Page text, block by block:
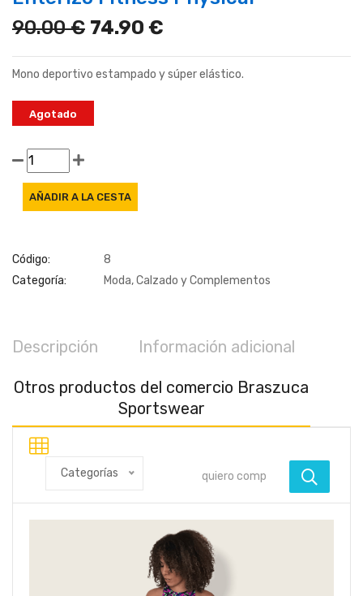
90.00 € 74.90 €
Mono deportivo estampado y súper elástico.
Agotado
Código:
8
Categoría:
Moda, Calzado y Complementos
Descripción Información adicional
Otros productos del comercio Braszuca
Sportswear
Categorías